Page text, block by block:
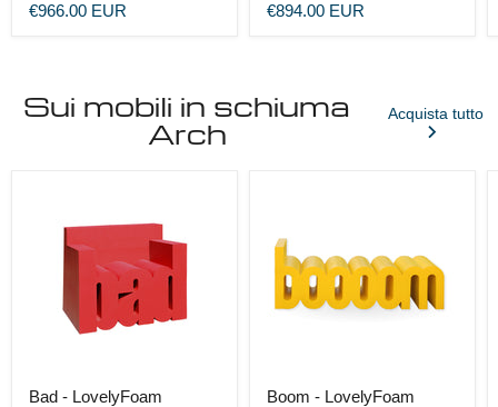
€966.00 EUR €894.00 EUR
Sui mobili in schiuma
Arch
Acquista tutto
Bad - LovelyFoam
Boom - LovelyFoam